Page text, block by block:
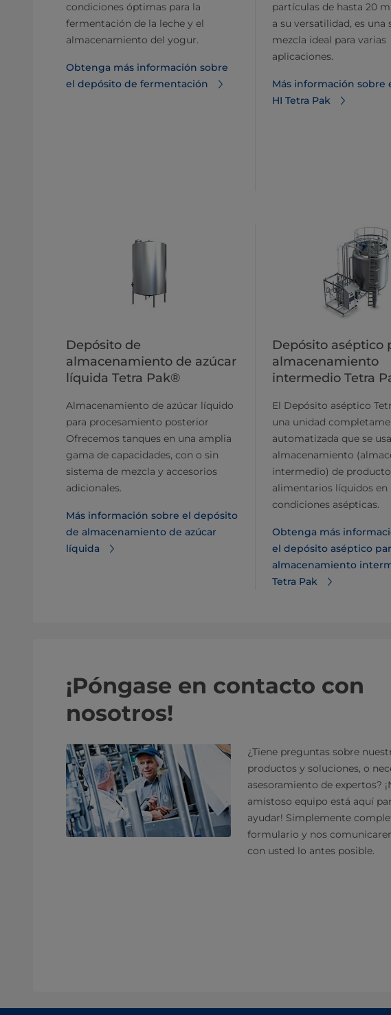
condiciones óptimas para la
fermentación de la leche y el
almacenamiento del yogur.
Obtenga más información sobre
el depósito de fermentación
partículas de hasta 20
a su versatilidad, es una
mezcla ideal para varias
aplicaciones.
Más información sobre
HI Tetra Pak
Depósito de
almacenamiento de azúcar
líquida Tetra Pak®
Almacenamiento de azúcar líquido
para procesamiento posterior
Ofrecemos tanques en una amplia
gama de capacidades, con o sin
sistema de mezcla y accesorios
adicionales.
Más información sobre el depósito
de almacenamiento de azúcar
líquida
Depósito aséptico
almacenamiento
intermedio Tetra
El Depósito aséptico
una unidad
automatizada que se
almacenamiento
intermedio) de
alimentarios líquidos en
condiciones asépticas.
Obtenga más
el depósito aséptico
almacenamiento
Tetra Pak
¡Póngase en contacto con
nosotros!
¿Tiene preguntas sobre
productos y soluciones, o
asesoramiento de expertos?
amistoso equipo está aquí
ayudar! Simplemente
formulario y nos
con usted lo antes posible.